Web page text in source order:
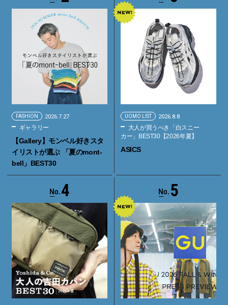
FASHION 2026.7.27
ギャラリー
【Gallery】モンベル好きスタ
イリストが選ぶ 「夏のmont-
bell」BEST30
UOMO LIST 2026.8.8
大人が買うべき「白スニー
カー」BEST30【2026年夏】
ASICS
4 5